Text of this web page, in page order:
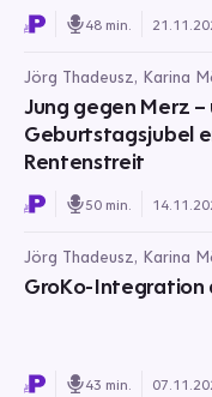
48 min.
Jörg Thadeusz, Karina
Jung gegen Merz –
Geburtstagsjubel
Rentenstreit
50 min.
Jörg Thadeusz, Karina
GroKo-Integration
43 min.